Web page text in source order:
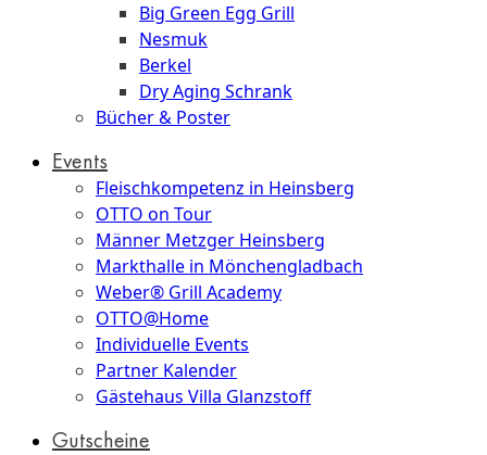
Big Green Egg Grill
Nesmuk
Berkel
Dry Aging Schrank
Bücher & Poster
Events
Fleischkompetenz in Heinsberg
OTTO on Tour
Männer Metzger Heinsberg
Markthalle in Mönchengladbach
Weber® Grill Academy
OTTO@Home
Individuelle Events
Partner Kalender
Gästehaus Villa Glanzstoff
Gutscheine